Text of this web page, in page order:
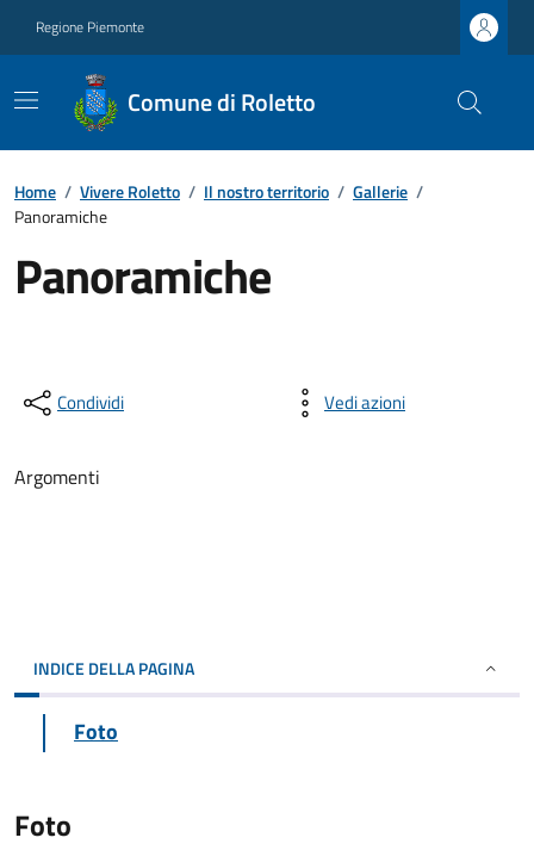
Regione Piemonte
Comune di Roletto
Home / Vivere Roletto / Il nostro territorio / Gallerie /
Panoramiche
Panoramiche
Condividi Vedi azioni
Argomenti
INDICE DELLA PAGINA
Foto
Foto